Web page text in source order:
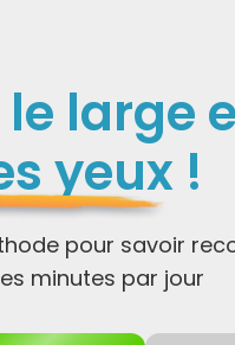
le large
yeux !
pour savoir
minutes par jour